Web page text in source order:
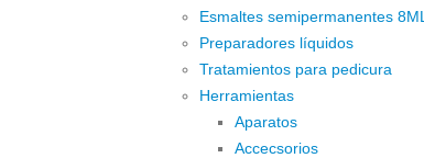
Esmaltes semipermanentes 8ML
Preparadores líquidos
Tratamientos para pedicura
Herramientas
Aparatos
Accecsorios